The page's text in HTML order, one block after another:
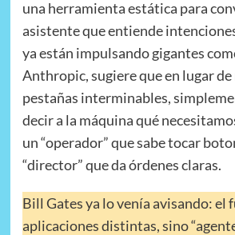
una herramienta estática para
asistente que entiende
ya están impulsando gigantes
Anthropic, sugiere que en lugar
pestañas interminables,
decir a la máquina qué
un “operador” que sabe tocar
“director” que da órdenes claras.
Bill Gates ya lo venía avisando: el
aplicaciones distintas, sino